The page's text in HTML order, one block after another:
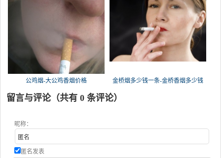
公鸡烟-大公鸡香烟价格 金桥烟多少钱一条-金桥香烟多少钱
留言与评论（共有 0 条评论）
昵称：
匿名发表